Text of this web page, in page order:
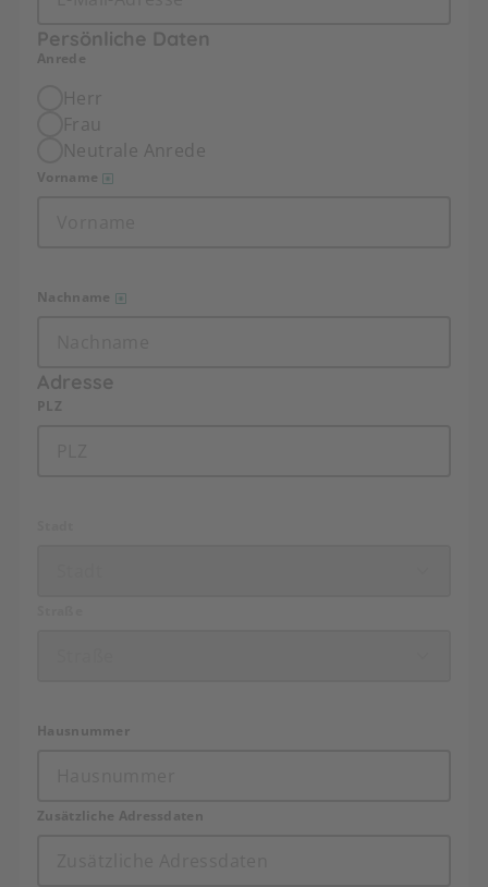
Persönliche Daten
Herr
Frau
Neutrale Anrede
Vorname
Nachname
Adresse
PLZ
Hausnummer
Zusätzliche Adressdaten